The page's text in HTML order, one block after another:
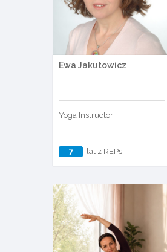
Ewa Jakutowicz
Yoga Instructor
7 lat z REPs